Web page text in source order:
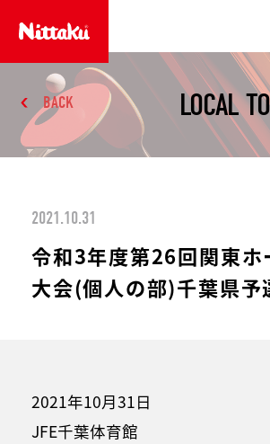
LOCAL
BACK
2021.10.31
令和3年度第26回関東ホ
大会(個人の部)千葉県予
2021年10月31日
JFE千葉体育館